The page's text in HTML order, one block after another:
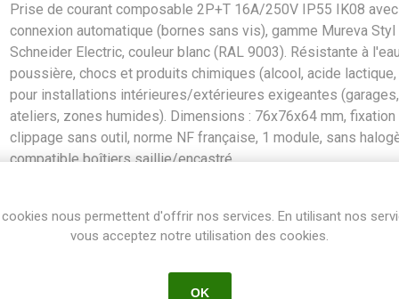
Prise de courant composable 2P+T 16A/250V IP55 IK08 avec
connexion automatique (bornes sans vis), gamme Mureva Styl
Schneider Electric, couleur blanc (RAL 9003). Résistante à
poussière, chocs et produits chimiques (alcool, acide lactique,
pour installations intérieures/extérieures exigeantes (garages,
ateliers, zones humides). Dimensions : 76x76x64 mm, fixation
clippage sans outil, norme NF française, 1 module, sans
compatible boîtiers saillie/encastré.
GTIN: 3606480789571
nous permettent d'offrir nos services. En utilisant nos
vous acceptez notre utilisation des cookies.
OK